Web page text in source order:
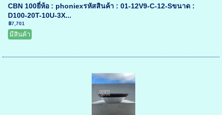
CBN 100ยี่ห้อ : phoniexรหัสสินค้า : 01-12V9-C-12-Sขนาด :
D100-20T-10U-3X...
฿7,701
มีสินค้า